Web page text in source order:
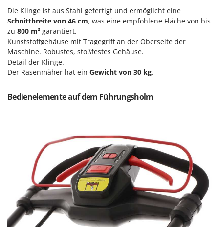
Santos
Sbaraglia
Schnitzer
Seven Italy
Shark
Silky
Smartwood
Smeg
Snapper
Solidur
Spice Electronics
Die Klinge ist aus Stahl gefertigt und ermöglicht eine
Schnittbreite von 46 cm, was eine empfohlene Fläche von bis
zu 800 m² garantiert.
Kunststoffgehäuse mit Tragegriff an der Oberseite der
Maschine. Robustes, stoßfestes Gehäuse.
Detail der Klinge.
Der Rasenmäher hat ein Gewicht von 30 kg.
Bedienelemente auf dem Führungsholm